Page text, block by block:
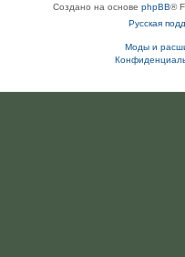
Создано на основе phpBB®
Русская
Моды и